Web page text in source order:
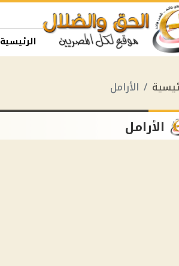
الرئيسية
الأرامل
الأرامل